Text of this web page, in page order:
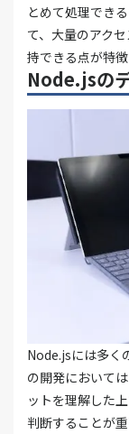
とめて処理でき
て、大量のアク
持できる点が特徴
Node.jsの
Node.jsには多く
の開発において
ットを理解した
判断することが重